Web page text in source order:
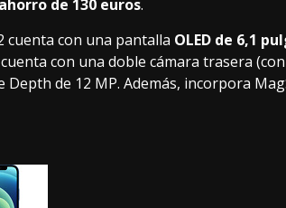
ahorro de 130 euros.
cuenta con una pantalla OLED de 6,1
con una doble cámara trasera
de 12 MP. Además, incorpora